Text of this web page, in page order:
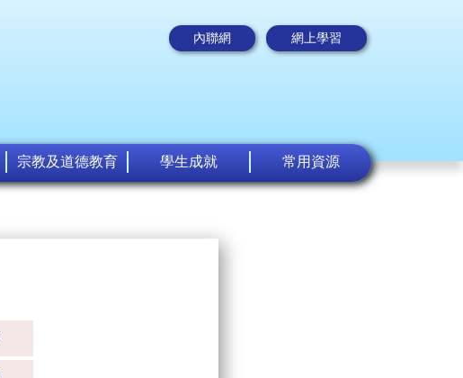
內聯網 網上學習
宗教及道德教育 學生成就 常用資源